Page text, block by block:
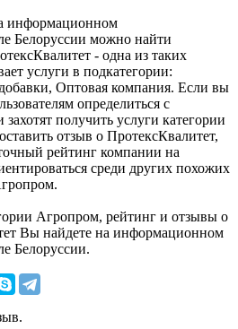
информационном
Белоруссии можно найти
- одна из таких
услуги в подкатегории:
Оптовая компания. Если вы
определиться с
получить услуги категории
отзыв о ПротексКвалитет,
рейтинг компании на
среди других похожих
Агропром, рейтинг и отзывы о
Вы найдете на информационном
Белоруссии.